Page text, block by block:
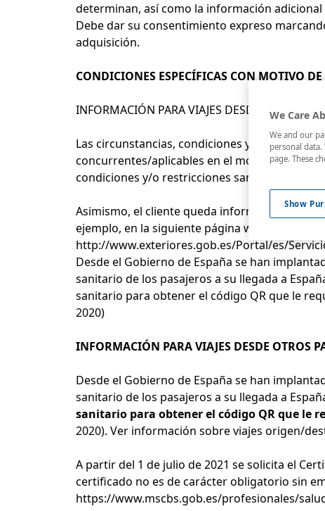
determinan, así como la información
Debe dar su consentimiento expreso
adquisición.
CONDICIONES ESPECÍFICAS CON MOTIVO
INFORMACIÓN PARA VIAJES DESDE ESPAÑA A
Las circunstancias, condiciones y/o
concurrentes/aplicables en el momento de la
condiciones y/o restricciones sanitarias
Asimismo, el cliente queda informado de que
ejemplo, en la siguiente página web:
http://www.exteriores.gob.es/Portal/es/
Desde el Gobierno de España se han
sanitario de los pasajeros a su llegada a
sanitario para obtener el código QR que le
2020)
INFORMACIÓN PARA VIAJES DESDE OTROS
Desde el Gobierno de España se han
sanitario de los pasajeros a su llegada a
sanitario para obtener el código QR que le
2020). Ver información sobre viajes origen/
A partir del 1 de julio de 2021 se solicita el
certificado no es de carácter obligatorio sin
https://www.mscbs.gob.es/profesionales/
We Care
We and our
personal
page. These
Show